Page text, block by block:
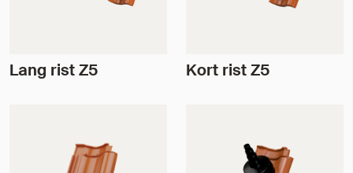
Lang rist Z5 Kort rist Z5